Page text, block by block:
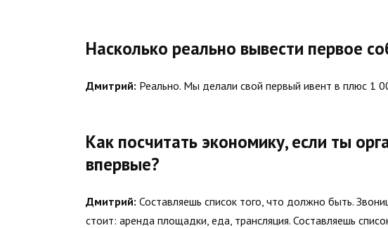
Насколько реально вывести первое
Дмитрий: Реально. Мы делали свой первый ивент в плюс 1
Как посчитать экономику, если ты
впервые?
Дмитрий: Составляешь список того, что должно быть.
стоит: аренда площадки, еда, трансляция. Составляешь